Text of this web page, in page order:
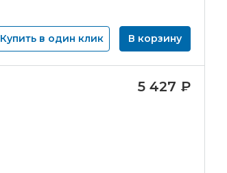
Купить в один клик В корзину
5 427 ₽